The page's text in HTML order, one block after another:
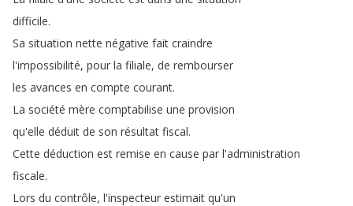
difficile.
Sa situation nette négative fait craindre
l'impossibilité, pour la filiale, de rembourser
les avances en compte courant.
La société mère comptabilise une provision
qu'elle déduit de son résultat fiscal.
Cette déduction est remise en cause par l'administration
fiscale.
Lors du contrôle, l'inspecteur estimait qu'un